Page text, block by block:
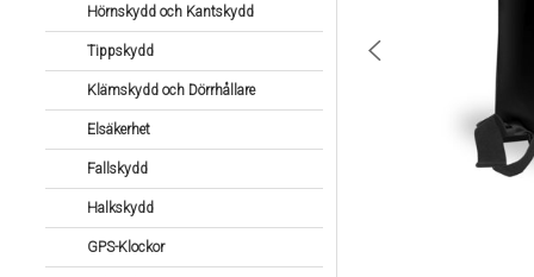
Hörnskydd och Kantskydd
Tippskydd
Klämskydd och Dörrhållare
Elsäkerhet
Fallskydd
Halkskydd
GPS-Klockor